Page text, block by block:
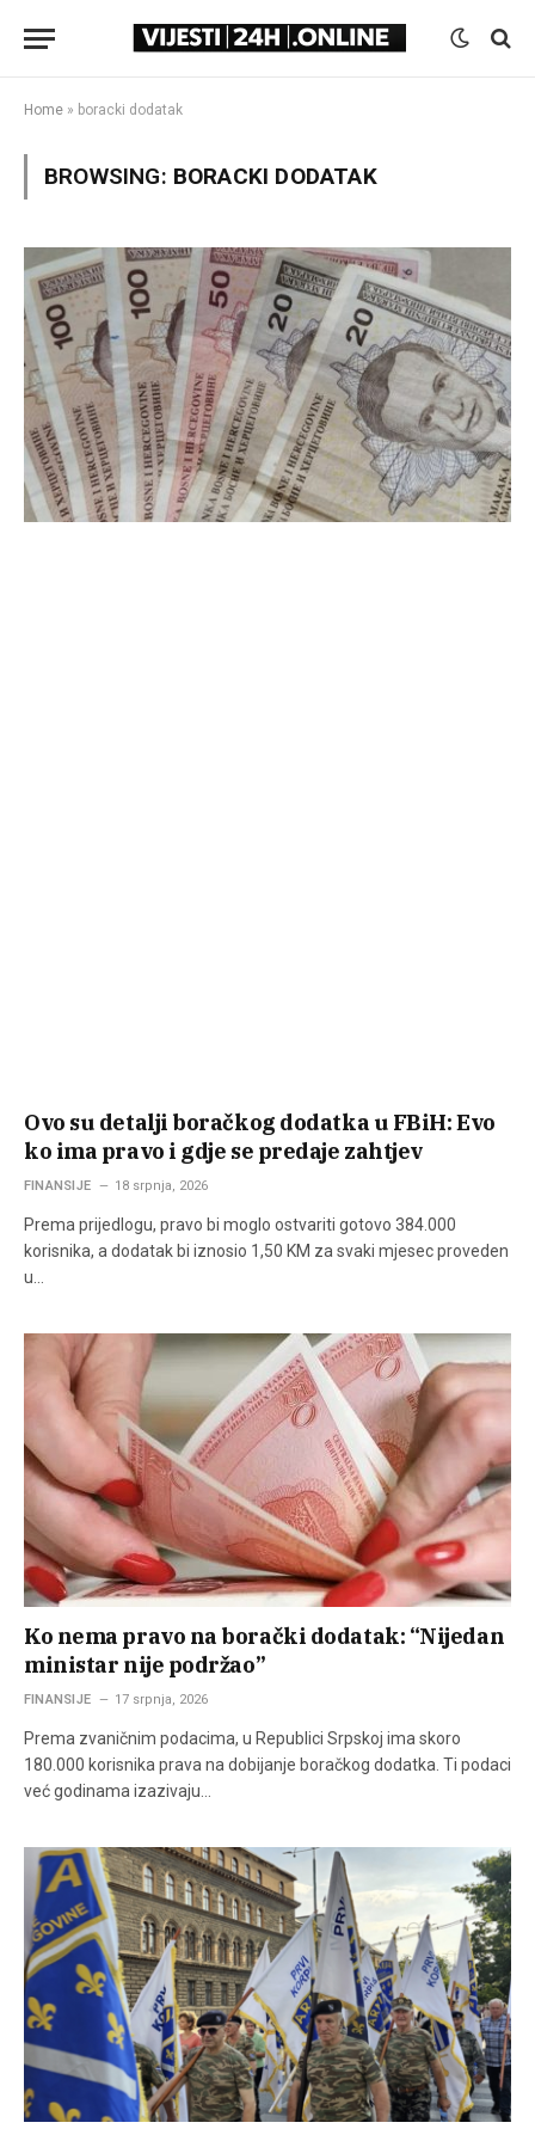
Home » boracki dodatak
BROWSING: BORACKI DODATAK
Ovo su detalji boračkog dodatka u FBiH: Evo
ko ima pravo i gdje se predaje zahtjev
FINANSIJE 18 srpnja, 2026
Prema prijedlogu, pravo bi moglo ostvariti gotovo 384.000
korisnika, a dodatak bi iznosio 1,50 KM za svaki mjesec proveden
u…
Ko nema pravo na borački dodatak: “Nijedan
ministar nije podržao”
FINANSIJE 17 srpnja, 2026
Prema zvaničnim podacima, u Republici Srpskoj ima skoro
180.000 korisnika prava na dobijanje boračkog dodatka. Ti podaci
već godinama izazivaju…